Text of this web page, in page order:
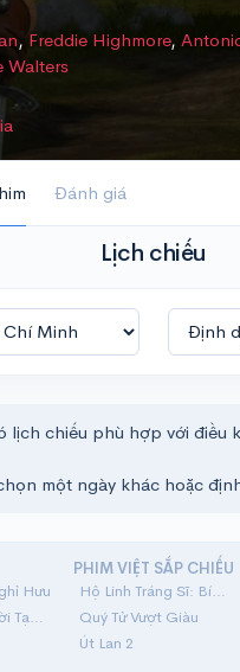
, Freddie Highmore,
Walters
Đánh giá
Lịch chiếu
lịch chiếu phù hợp với điều
một ngày khác hoặc
PHIM VIỆT SẮP CHIẾU
Hưu
Hộ Linh Tráng Sĩ: Bí Ẩn Mộ Vua Đinh
Mãi Nợ Một Lời Tạm Biệt
Quý Tử Vượt Giàu
Út Lan 2